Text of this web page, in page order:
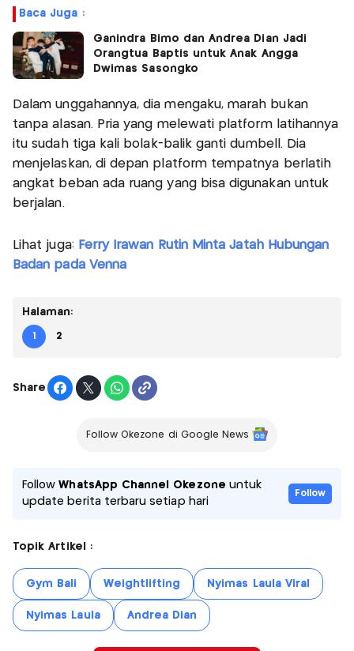
Baca Juga :
Ganindra Bimo dan Andrea Dian Jadi
Orangtua Baptis untuk Anak Angga
Dwimas Sasongko
Dalam unggahannya, dia mengaku, marah bukan
tanpa alasan. Pria yang melewati platform latihannya
itu sudah tiga kali bolak-balik ganti dumbell. Dia
menjelaskan, di depan platform tempatnya berlatih
angkat beban ada ruang yang bisa digunakan untuk
berjalan.
Lihat juga: Ferry Irawan Rutin Minta Jatah Hubungan
Badan pada Venna
Halaman:
1 2
Share
Follow Okezone di Google News
FollowWhatsApp Channel Okezone untuk
update berita terbaru setiap hari
Follow
Topik Artikel :
Gym Bali Weightlifting Nyimas Laula Viral
Nyimas Laula Andrea Dian